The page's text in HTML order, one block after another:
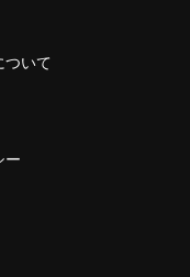
ついて
ー